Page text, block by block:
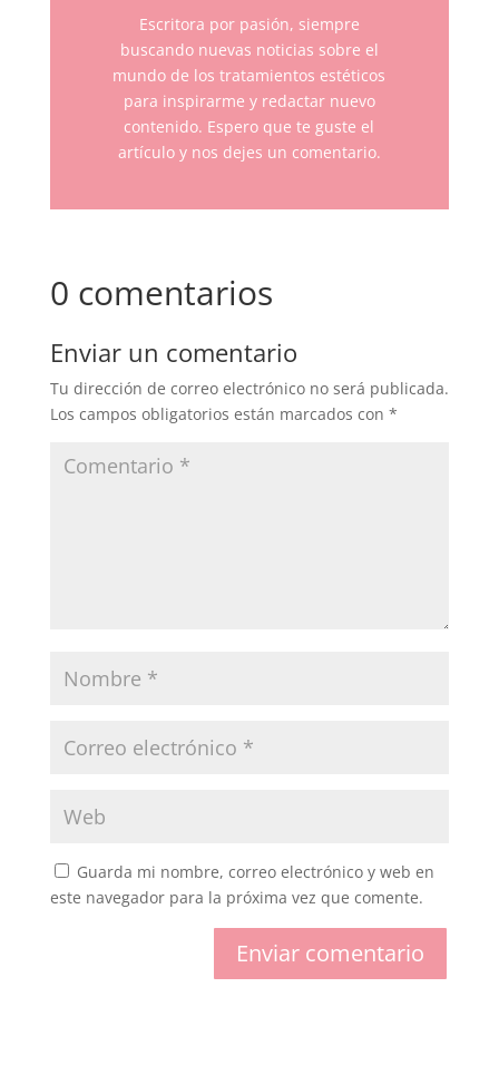
Escritora por pasión, siempre
buscando nuevas noticias sobre el
mundo de los tratamientos estéticos
para inspirarme y redactar nuevo
contenido. Espero que te guste el
artículo y nos dejes un comentario.
0 comentarios
Enviar un comentario
Tu dirección de correo electrónico no será publicada.
Los campos obligatorios están marcados con *
Guarda mi nombre, correo electrónico y web en
este navegador para la próxima vez que comente.
Enviar comentario